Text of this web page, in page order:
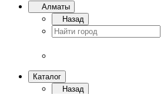
Алматы
Назад
Каталог
Назад